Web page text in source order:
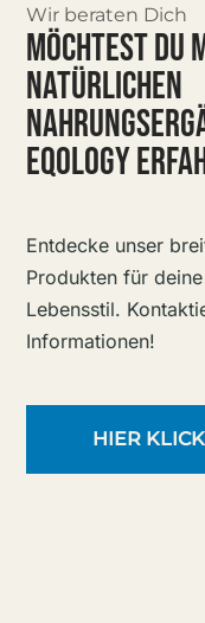
Wir beraten Dich
MÖCHTEST DU
NATÜRLICHEN
EQOLOGY
Entdecke unser
Produkten für
Lebensstil.
Informationen!
HIER